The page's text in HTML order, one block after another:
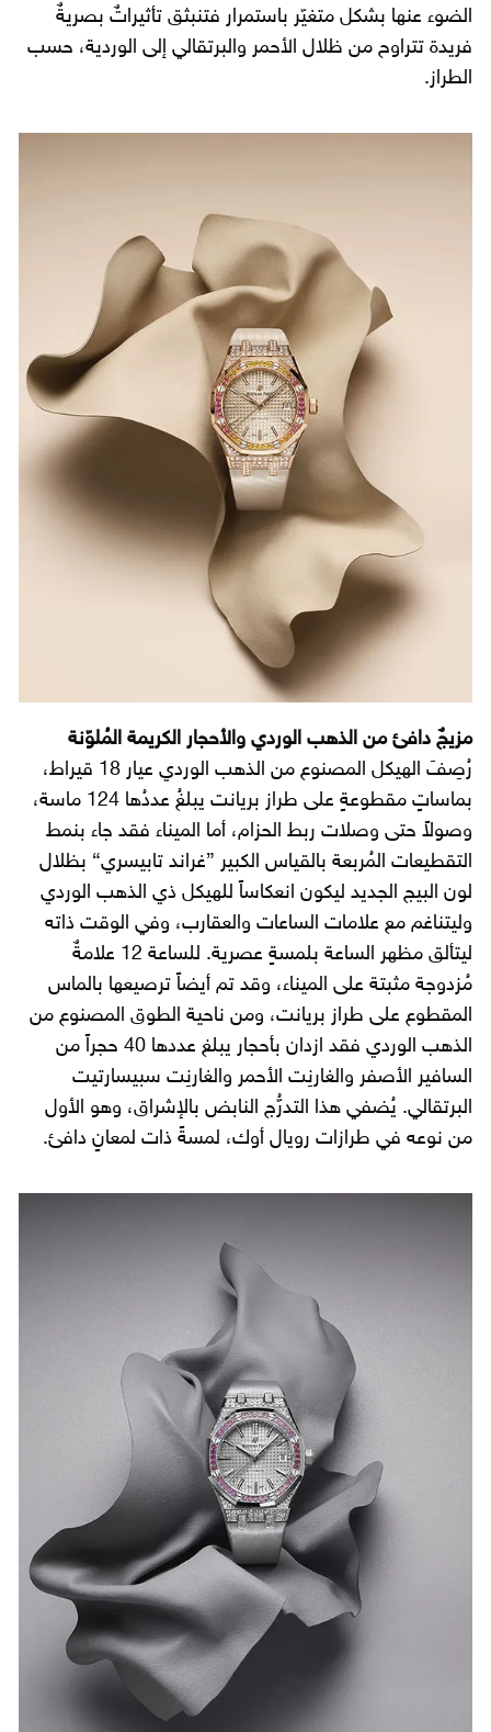
الضوء عنها بشكل متغيّر باستمرار فتنبثق تأثيراتٌ بصريةٌ
فريدة تتراوح من ظلال الأحمر والبرتقالي إلى الوردية، حسب
الطراز.
مزيجٌ دافئ من الذهب الوردي والأحجار الكريمة المُلوّنة
رُصِفَ الهيكل المصنوع من الذهب الوردي عيار 18 قيراط،
بماساتٍ مقطوعةٍ على طراز بريانت يبلغُ عددُها 124 ماسة،
وصولاً حتى وصلات ربط الحزام، أما الميناء فقد جاء بنمط
التقطيعات المُربعة بالقياس الكبير ”غراند تابيسري“ بظلال
لون البيج الجديد ليكون انعكاساً للهيكل ذي الذهب الوردي
وليتناغم مع علامات الساعات والعقارب، وفي الوقت ذاته
ليتألق مظهر الساعة بلمسةٍ عصرية. للساعة 12 علامةٌ
مُزدوجة مثبتة على الميناء، وقد تم أيضاً ترصيعها بالماس
المقطوع على طراز بريانت، ومن ناحية الطوق المصنوع من
الذهب الوردي فقد ازدان بأحجار يبلغ عددها 40 حجراً من
السافير الأصفر والغارنِت الأحمر والغارنِت سبيسارتيت
البرتقالي. يُضفي هذا التدرُّج النابض بالإشراق، وهو الأول
من نوعه في طرازات رويال أوك، لمسةً ذات لمعانٍ دافئ.